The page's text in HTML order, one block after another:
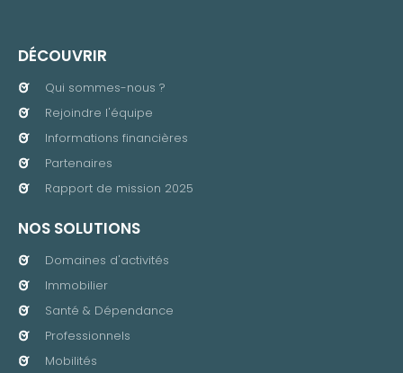
DÉCOUVRIR
Qui sommes-nous ?
Rejoindre l'équipe
Informations financières
Partenaires
Rapport de mission 2025
NOS SOLUTIONS
Domaines d'activités
Immobilier
Santé & Dépendance
Professionnels
Mobilités